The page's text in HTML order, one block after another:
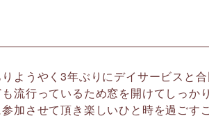
ようやく3年ぶりにデイサービスと
流行っているため窓を開けてしっ
加させて頂き楽しいひと時を過ごす